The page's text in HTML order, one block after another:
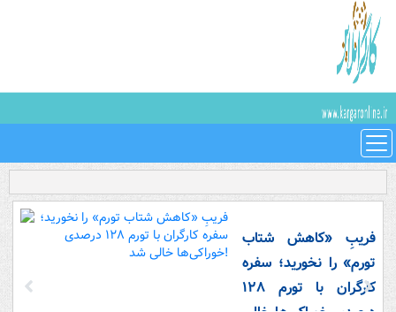
فریبِ «کاهش شتاب
تورم» را نخورید؛ سفره
کارگران با تورم ۱۲۸